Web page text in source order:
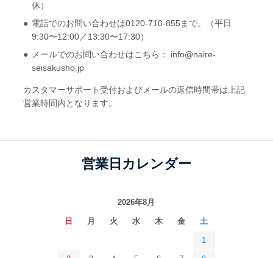
角形2号
W240 x H332 mm
A4用紙が折らずに入る
W228 x H312 mm
W216 x H277 mm W197 x H267 mm
A5用紙が折らずに入る
休）
電話でのお問い合わせは0120-710-855まで。（平日
9:30〜12:00／13:30〜17:30）
メールでのお問い合わせはこちら： info@naire-
seisakusho.jp
カスタマーサポート受付およびメールの返信時間帯は上記
営業時間内となります。
営業日カレンダー
2026年8月
日 月 火 水 木 金 土
1